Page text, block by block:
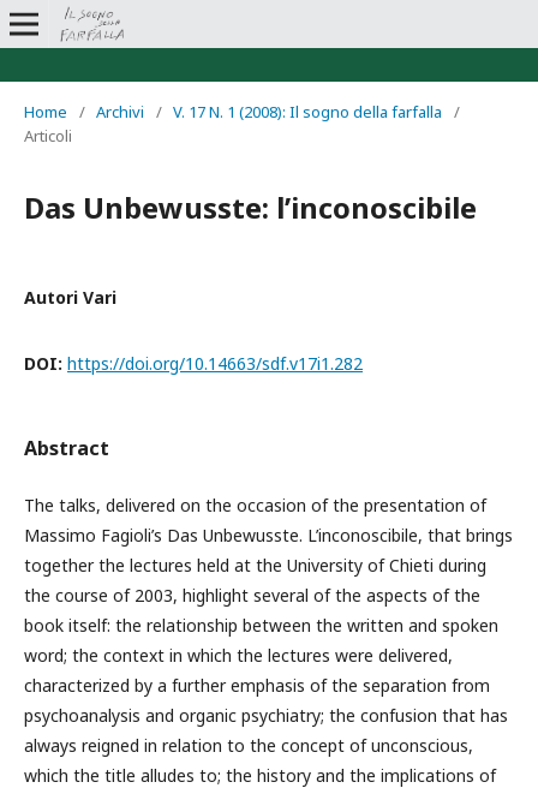
Home / Archivi / V. 17 N. 1 (2008): Il sogno della farfalla
/
Articoli
Das Unbewusste: l’inconoscibile
Autori Vari
DOI: https://doi.org/10.14663/sdf.v17i1.282
Abstract
The talks, delivered on the occasion of the presentation of
Massimo Fagioli’s Das Unbewusste. L’inconoscibile, that brings
together the lectures held at the University of Chieti during
the course of 2003, highlight several of the aspects of the
book itself: the relationship between the written and spoken
word; the context in which the lectures were delivered,
characterized by a further emphasis of the separation from
psychoanalysis and organic psychiatry; the confusion that has
always reigned in relation to the concept of unconscious,
which the title alludes to; the history and the implications of